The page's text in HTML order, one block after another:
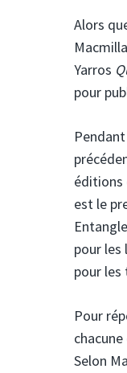
Alors
Yarros
pour
éditions
est le
pour les
pour
Pour
Selon